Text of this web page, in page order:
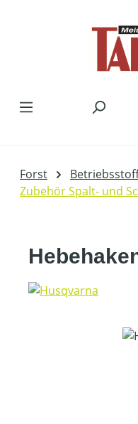
Forst
Zubehör Spalt- und
Bildergalerie